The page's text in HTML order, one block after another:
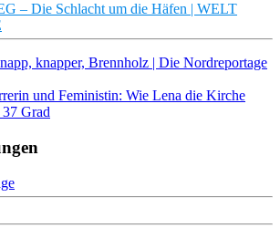
– Die Schlacht um die Häfen | WELT
knapper, Brennholz | Die Nordreportage
und Feministin: Wie Lena die Kirche
Grad